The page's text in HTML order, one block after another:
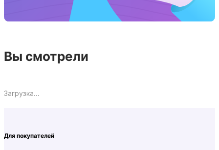
Вы смотрели
Загрузка...
Для покупателей